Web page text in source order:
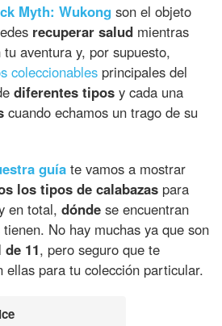
Myth: Wukong son el objeto
recuperar salud mientras
aventura y, por supuesto,
coleccionables principales del
diferentes tipos y cada una
cuando echamos un trago de su
guía te vamos a mostrar
los tipos de calabazas para
en total,dónde se encuentran
tienen. No hay muchas ya que son
11, pero seguro que te
ellas para tu colección particular.